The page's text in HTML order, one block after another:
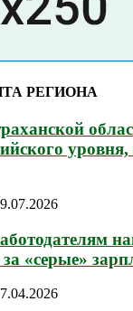
РЕГИОНА
за «серые»